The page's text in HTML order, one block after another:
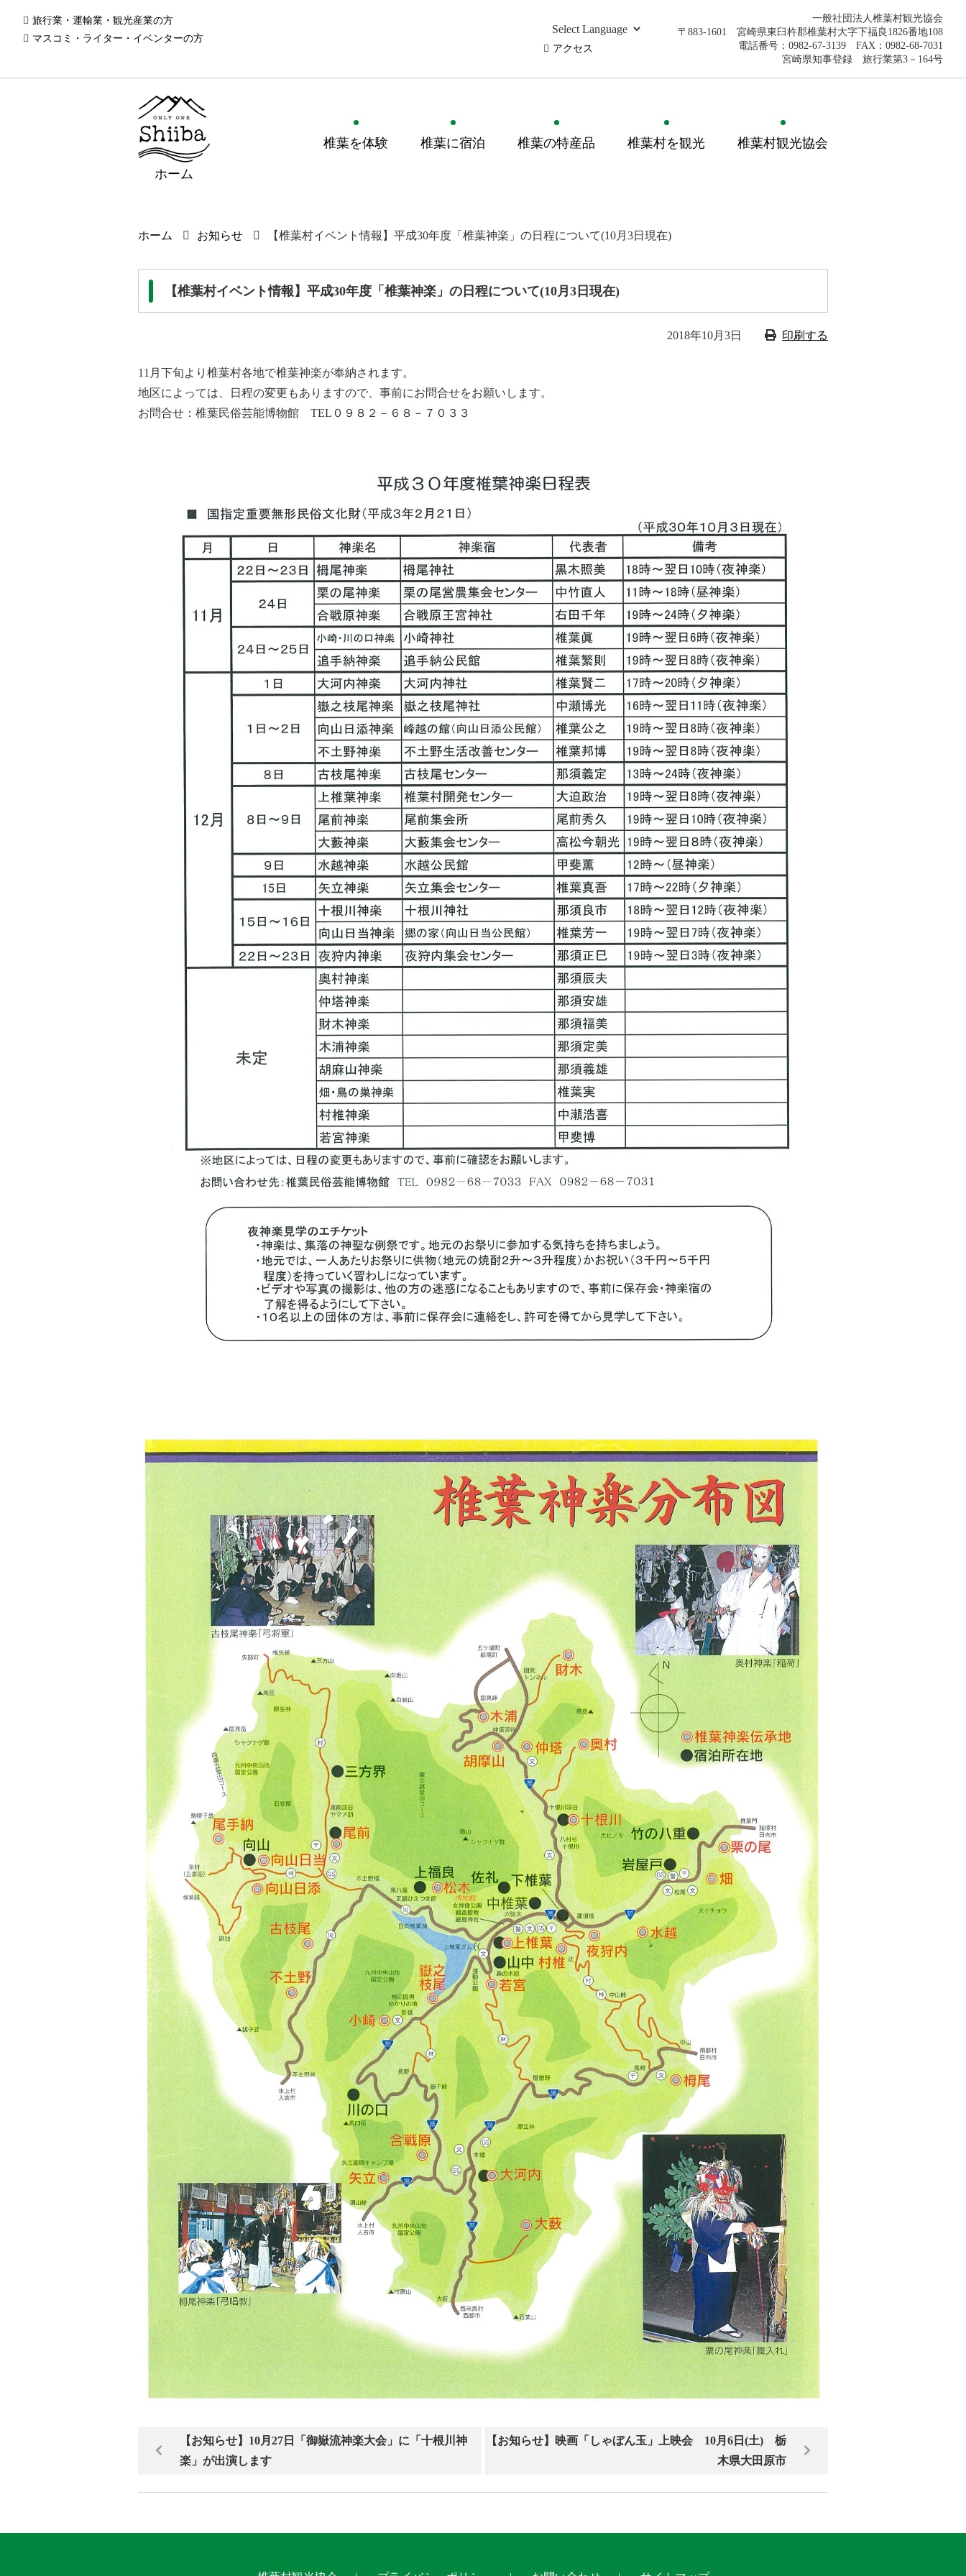
旅行業・運輸業・観光産業の方
マスコミ・ライター・イベンターの方
アクセス
一般社団法人椎葉村観光協会
〒883-1601 宮崎県東臼杵郡椎葉村大字下福良1826番地108
電話番号：0982-67-3139 FAX：0982-68-7031
宮崎県知事登録 旅行業第3－164号
ホーム
椎葉を体験 椎葉に宿泊 椎葉の特産品 椎葉村を観光 椎葉村観光協会
ホーム お知らせ 【椎葉村イベント情報】平成30年度「椎葉神楽」の日程について(10月3日現在)
【椎葉村イベント情報】平成30年度「椎葉神楽」の日程について(10月3日現在)
2018年10月3日 印刷する
11月下旬より椎葉村各地で椎葉神楽が奉納されます。
地区によっては、日程の変更もありますので、事前にお問合せをお願いします。
お問合せ：椎葉民俗芸能博物館 TEL０９８２－６８－７０３３
【お知らせ】10月27日「御嶽流神楽大会」に「十根川神
楽」が出演します
【お知らせ】映画「しゃぼん玉」上映会 10月6日(土) 栃
木県大田原市